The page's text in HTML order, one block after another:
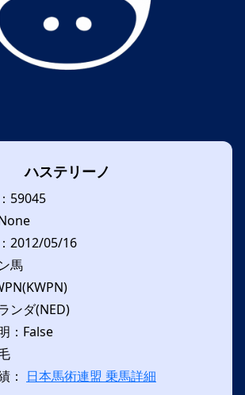
ハステリーノ
59045
2012/05/16
馬
ンダ(NED)
：False
： 日本馬術連盟 乗馬詳細